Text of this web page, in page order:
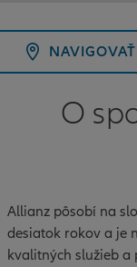
NAVIGOVAŤ
O
Allianz pôsobí na
desiatok rokov a je
kvalitných služieb